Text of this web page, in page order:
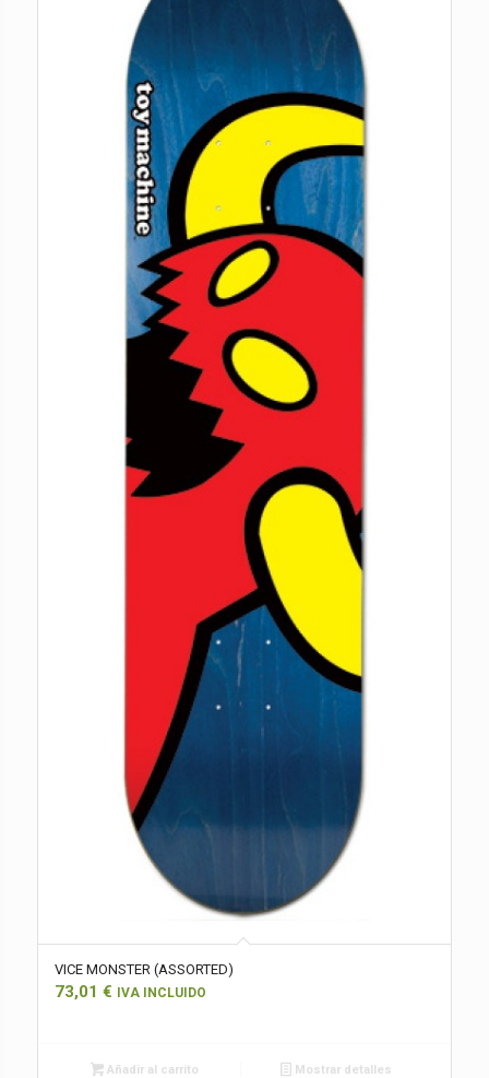
VICE MONSTER (ASSORTED)
73,01 € IVA INCLUIDO
Añadir al carrito Mostrar detalles